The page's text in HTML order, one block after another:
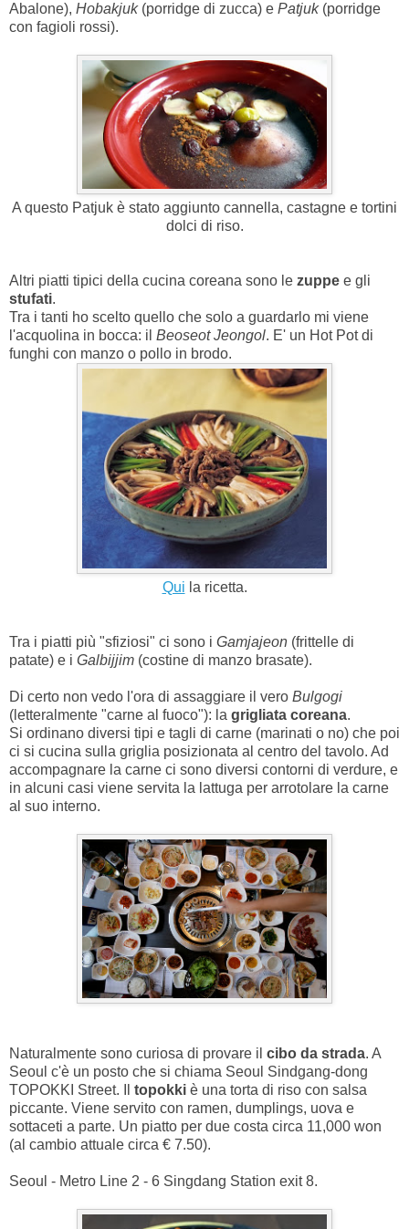
Abalone), Hobakjuk(porridge di zucca) e Patjuk(porridge
con fagioli rossi).
A questo Patjuk è stato aggiunto cannella, castagne e tortini
dolci di riso.
Altri piatti tipici della cucina coreana sono le zuppe e gli
stufati.
Tra i tanti ho scelto quello che solo a guardarlo mi viene
l'acquolina in bocca: il Beoseot Jeongol. E' un Hot Pot di
funghi con manzo o pollo in brodo.
Qui la ricetta.
Tra i piatti più "sfiziosi" ci sono i Gamjajeon (frittelle di
patate) e i Galbijjim (costine di manzo brasate).
Di certo non vedo l'ora di assaggiare il vero Bulgogi
(letteralmente "carne al fuoco"): la grigliata coreana.
Si ordinano diversi tipi e tagli di carne (marinati o no) che poi
ci si cucina sulla griglia posizionata al centro del tavolo. Ad
accompagnare la carne ci sono diversi contorni di verdure, e
in alcuni casi viene servita la lattuga per arrotolare la carne
al suo interno.
Naturalmente sono curiosa di provare il cibo da strada. A
Seoul c'è un posto che si chiama Seoul Sindgang-dong
TOPOKKI Street. Il topokki è una torta di riso con salsa
piccante. Viene servito con ramen, dumplings, uova e
sottaceti a parte. Un piatto per due costa circa 11,000 won
(al cambio attuale circa € 7.50).
Seoul - Metro Line 2 - 6 Singdang Station exit 8.